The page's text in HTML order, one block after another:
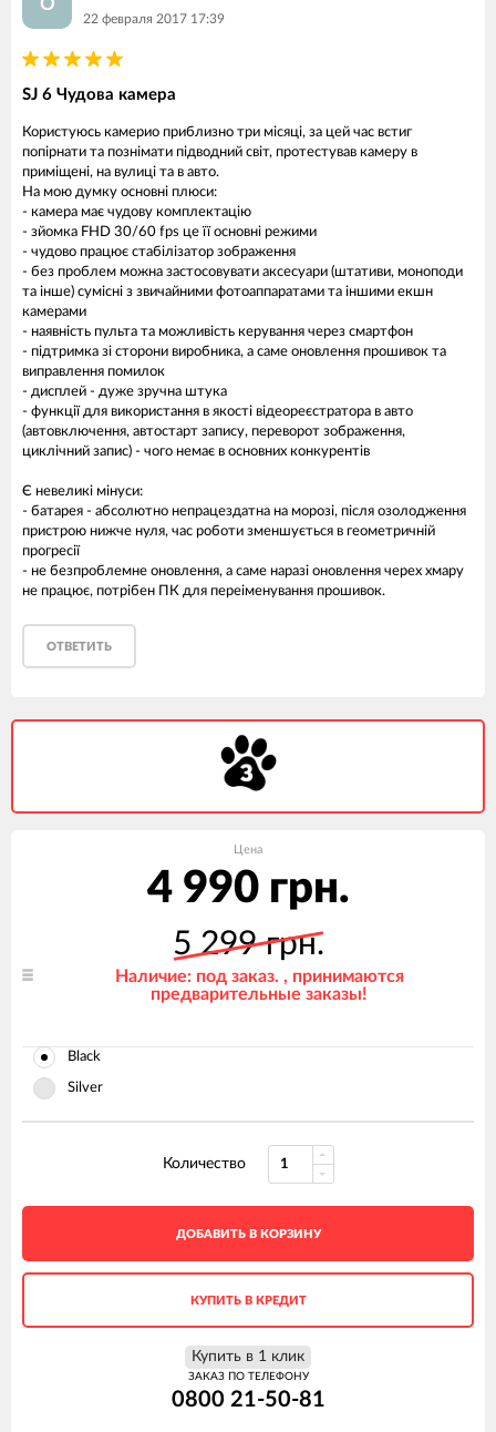
О
22 февраля 2017 17:39
SJ 6 Чудова камера
Користуюсь камерио приблизно три місяці, за цей час встиг
попірнати та познімати підводний світ, протестував камеру в
приміщені, на вулиці та в авто.
На мою думку основні плюси:
- камера має чудову комплектацію
- зйомка FHD 30/60 fps це її основні режими
- чудово працює стабілізатор зображення
- без проблем можна застосовувати аксесуари (штативи, моноподи
та інше) сумісні з звичайними фотоаппаратами та іншими екшн
камерами
- наявність пульта та можливість керування через смартфон
- підтримка зі сторони виробника, а саме оновлення прошивок та
виправлення помилок
- дисплей - дуже зручна штука
- функції для використання в якості відеореєстратора в авто
(автовключення, автостарт запису, переворот зображення,
циклічний запис) - чого немає в основних конкурентів
Є невеликі мінуси:
- батарея - абсолютно непрацездатна на морозі, після озолодження
пристрою нижче нуля, час роботи зменшується в геометричній
прогресії
- не безпроблемне оновлення, а саме наразі оновлення черех хмару
не працює, потрібен ПК для переіменування прошивок.
ОТВЕТИТЬ
Цена
4 990 грн.
5 299 грн.
Наличие: под заказ. , принимаются
предварительные заказы!
Black
Silver
Количество
ДОБАВИТЬ В КОРЗИНУ
КУПИТЬ В КРЕДИТ
Купить в 1 клик
ЗАКАЗ ПО ТЕЛЕФОНУ
0800 21-50-81